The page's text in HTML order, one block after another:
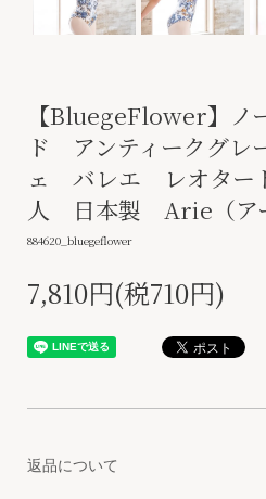
【BluegeFlower】ノ
ド アンティークグ
ェ バレエ レオタ
人 日本製 Arie（ア
884620_bluegeflower
7,810円(税710円)
返品について